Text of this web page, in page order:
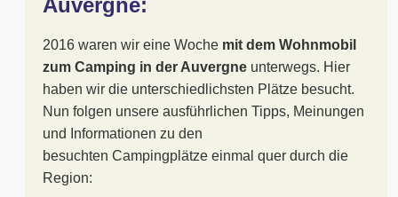
2016 waren wir eine Woche mit dem Wohnmobil
zum Camping in der Auvergne unterwegs. Hier
haben wir die unterschiedlichsten Plätze besucht.
Nun folgen unsere ausführlichen Tipps, Meinungen
und Informationen zu den
besuchten Campingplätze einmal quer durch die
Region: